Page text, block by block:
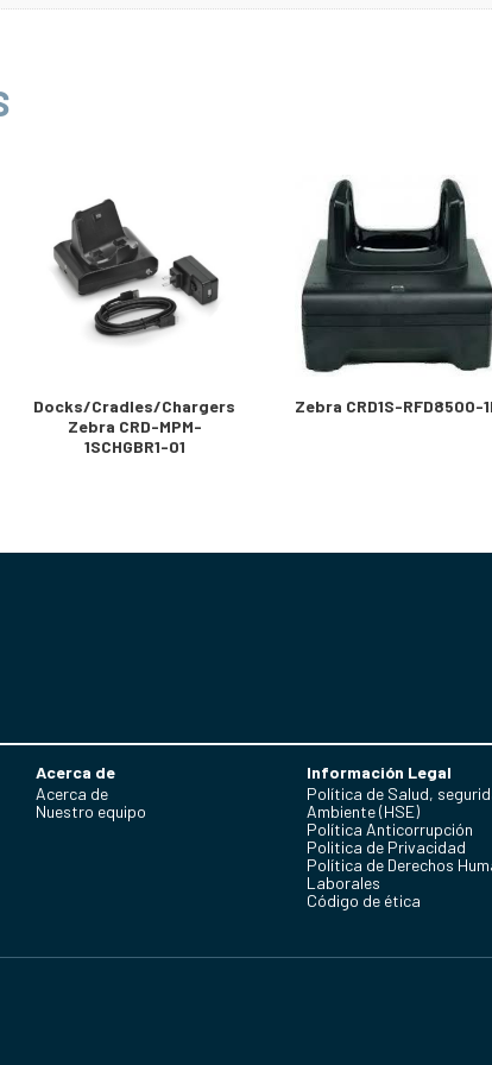
Docks/Cradles/Chargers
Zebra CRD-MPM-
1SCHGBR1-01
Zebra CRD1S-RFD8500-
Acerca de
Acerca de
Nuestro equipo
Información Legal
Política de Salud,
Ambiente (HSE)
Política Anticorrupción
Politica de Privacidad
Política de Derechos
Laborales
Código de ética